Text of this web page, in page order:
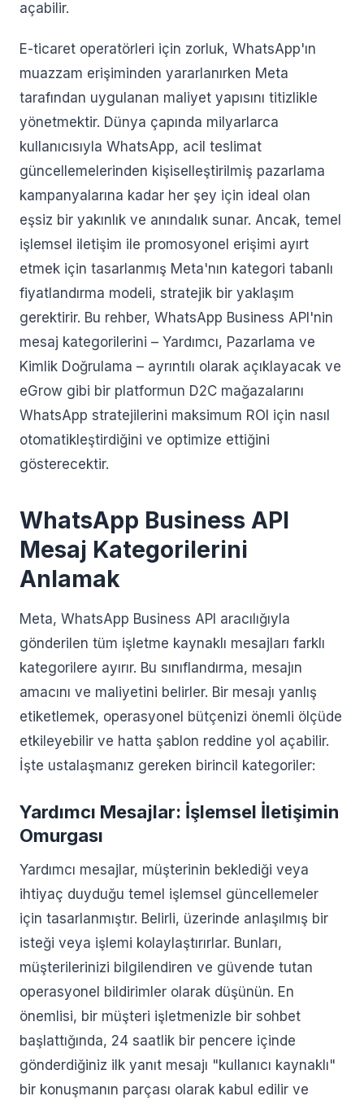
açabilir.
E-ticaret operatörleri için zorluk, WhatsApp'ın
muazzam erişiminden yararlanırken Meta
tarafından uygulanan maliyet yapısını titizlikle
yönetmektir. Dünya çapında milyarlarca
kullanıcısıyla WhatsApp, acil teslimat
güncellemelerinden kişiselleştirilmiş pazarlama
kampanyalarına kadar her şey için ideal olan
eşsiz bir yakınlık ve anındalık sunar. Ancak, temel
işlemsel iletişim ile promosyonel erişimi ayırt
etmek için tasarlanmış Meta'nın kategori tabanlı
fiyatlandırma modeli, stratejik bir yaklaşım
gerektirir. Bu rehber, WhatsApp Business API'nin
mesaj kategorilerini – Yardımcı, Pazarlama ve
Kimlik Doğrulama – ayrıntılı olarak açıklayacak ve
eGrow gibi bir platformun D2C mağazalarını
WhatsApp stratejilerini maksimum ROI için nasıl
otomatikleştirdiğini ve optimize ettiğini
gösterecektir.
WhatsApp Business API
Mesaj Kategorilerini
Anlamak
Meta, WhatsApp Business API aracılığıyla
gönderilen tüm işletme kaynaklı mesajları farklı
kategorilere ayırır. Bu sınıflandırma, mesajın
amacını ve maliyetini belirler. Bir mesajı yanlış
etiketlemek, operasyonel bütçenizi önemli ölçüde
etkileyebilir ve hatta şablon reddine yol açabilir.
İşte ustalaşmanız gereken birincil kategoriler:
Yardımcı Mesajlar: İşlemsel İletişimin
Omurgası
Yardımcı mesajlar, müşterinin beklediği veya
ihtiyaç duyduğu temel işlemsel güncellemeler
için tasarlanmıştır. Belirli, üzerinde anlaşılmış bir
isteği veya işlemi kolaylaştırırlar. Bunları,
müşterilerinizi bilgilendiren ve güvende tutan
operasyonel bildirimler olarak düşünün. En
önemlisi, bir müşteri işletmenizle bir sohbet
başlattığında, 24 saatlik bir pencere içinde
gönderdiğiniz ilk yanıt mesajı "kullanıcı kaynaklı"
bir konuşmanın parçası olarak kabul edilir ve